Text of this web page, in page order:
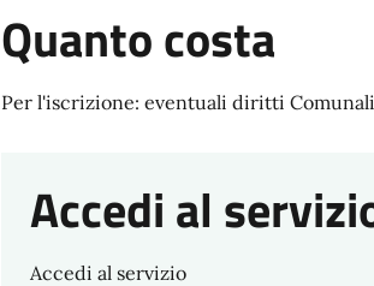
Quanto costa
Per l'iscrizione: eventuali diritti Comunali
Accedi al
Accedi al servizio